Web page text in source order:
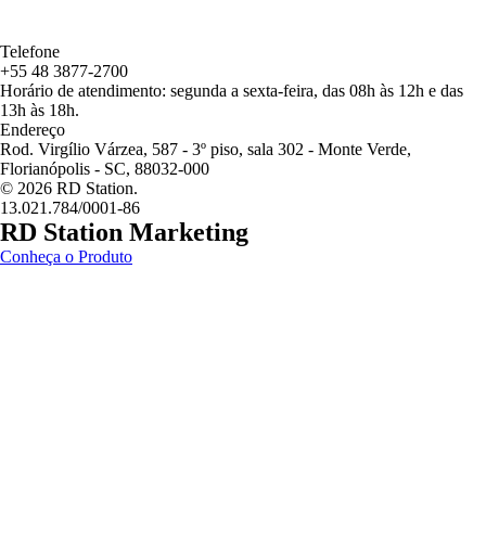
Telefone
+55 48 3877-2700
Horário de atendimento: segunda a sexta-feira, das 08h às 12h e das
13h às 18h.
Endereço
Rod. Virgílio Várzea, 587 - 3º piso, sala 302 - Monte Verde,
Florianópolis - SC, 88032-000
© 2026 RD Station.
13.021.784/0001-86
RD Station Marketing
Conheça o Produto